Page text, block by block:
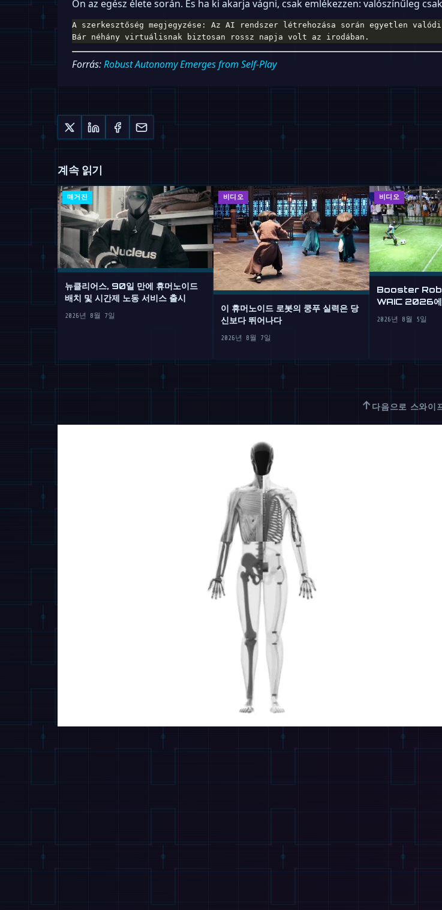
Ön az egész élete során. És ha ki akarja vágni, csak emlékezzen: valószínűleg
Bár néhány virtuálisnak biztosan rossz napja volt az irodában.
Forrás:Robust Autonomy Emerges from Self-Play
계속 읽기
매거진
뉴클리어스, 90일 만에 휴머노이드
배치 및 시간제 노동 서비스 출시
2026년 8월 7일
비디오
이 휴머노이드 로봇의 쿵푸 실력은 당
신보다 뛰어나다
2026년 8월 7일
비디오
Booster
WAIC 2026에
2026년 8월 5일
↑ 다음으로 스와이